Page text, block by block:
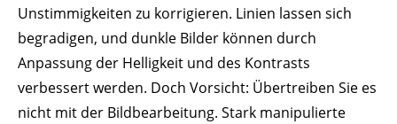
Unstimmigkeiten zu korrigieren. Linien lassen sich
begradigen, und dunkle Bilder können durch
Anpassung der Helligkeit und des Kontrasts
verbessert werden. Doch Vorsicht: Übertreiben Sie es
nicht mit der Bildbearbeitung. Stark manipulierte